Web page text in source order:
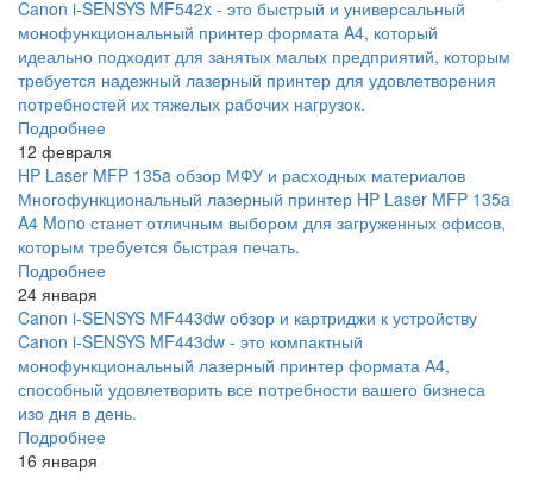
Canon i-SENSYS MF542x - это быстрый и универсальный
монофункциональный принтер формата A4, который
идеально подходит для занятых малых предприятий, которым
требуется надежный лазерный принтер для удовлетворения
потребностей их тяжелых рабочих нагрузок.
Подробнее
12 февраля
HP Laser MFP 135a обзор МФУ и расходных материалов
Многофункциональный лазерный принтер HP Laser MFP 135a
A4 Mono станет отличным выбором для загруженных офисов,
которым требуется быстрая печать.
Подробнее
24 января
Canon i-SENSYS MF443dw обзор и картриджи к устройству
Canon i-SENSYS MF443dw - это компактный
монофункциональный лазерный принтер формата А4,
способный удовлетворить все потребности вашего бизнеса
изо дня в день.
Подробнее
16 января